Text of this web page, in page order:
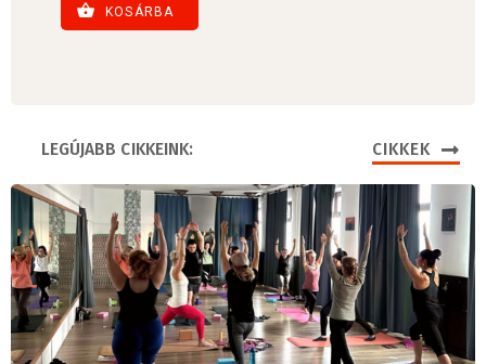
KOSÁRBA
LEGÚJABB CIKKEINK: CIKKEK